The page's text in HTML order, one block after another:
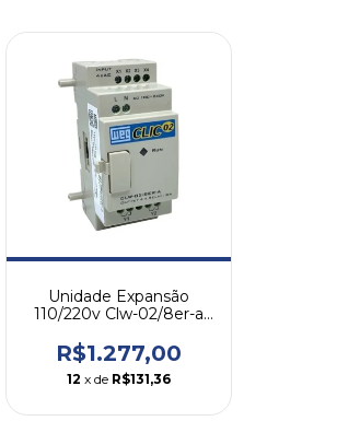
Unidade Expansão
110/220v Clw-02/8er-a
R$1.277,00
12 x de R$131,36